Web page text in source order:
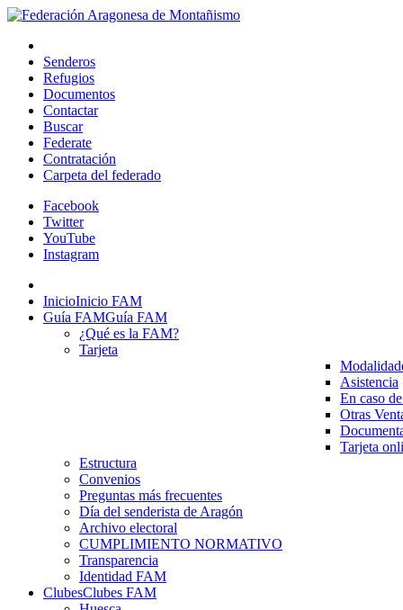
Senderos
Refugios
Documentos
Contactar
Buscar
Federate
Contratación
Carpeta del federado
Facebook
Twitter
YouTube
Instagram
InicioInicio FAM
Guía FAMGuía FAM
¿Qué es la FAM?
Tarjeta
Asistencia
En caso
Otras
Tarjeta
Estructura
Convenios
Preguntas más frecuentes
Día del senderista de Aragón
Archivo electoral
CUMPLIMIENTO NORMATIVO
Transparencia
Identidad FAM
ClubesClubes FAM